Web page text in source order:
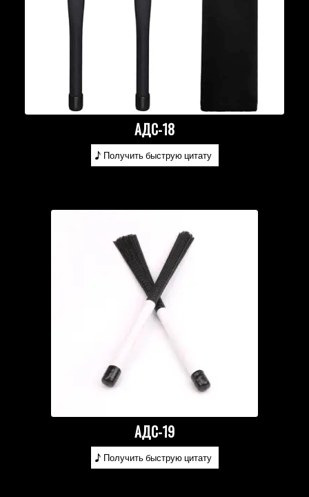
АДС-18
Получить быструю цитату
АДС-19
Получить быструю цитату